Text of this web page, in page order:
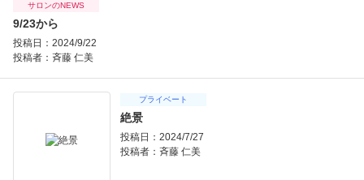
サロンのNEWS
9/23から
投稿日：2024/9/22
投稿者： 斉藤 仁美
プライベート
絶景
投稿日：2024/7/27
投稿者： 斉藤 仁美